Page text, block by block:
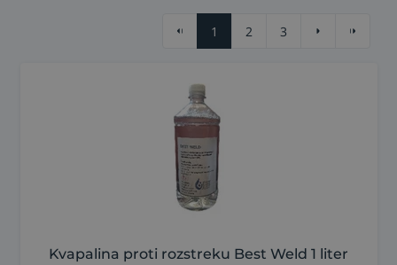
1 2 3
Kvapalina proti rozstreku Best Weld 1 liter